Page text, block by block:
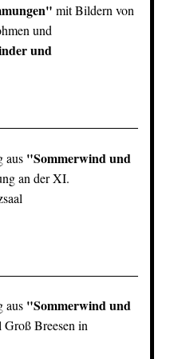
mit Bildern von
und
und
aus "Sommerwind und
an der XI.
aus "Sommerwind und
Breesen in